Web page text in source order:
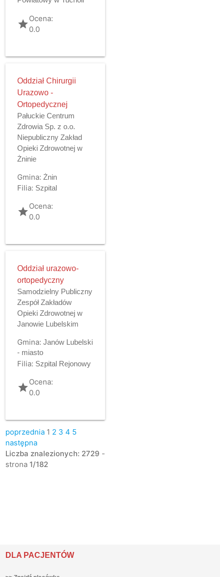
gradeOcena:
0.0
Oddział Chirurgii
Urazowo -
Ortopedycznej
Pałuckie Centrum
Zdrowia Sp. z o.o.
Niepubliczny Zakład
Opieki Zdrowotnej w
Żninie
Gmina: Żnin
Filia: Szpital
gradeOcena:
0.0
Oddział urazowo-
ortopedyczny
Samodzielny Publiczny
Zespół Zakładów
Opieki Zdrowotnej w
Janowie Lubelskim
Gmina: Janów Lubelski
- miasto
Filia: Szpital Rejonowy
gradeOcena:
0.0
poprzednia 1 2 3 4 5
następna
Liczba znalezionych: 2729 -
strona 1/182
DLA PACJENTÓW